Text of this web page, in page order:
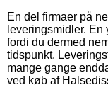
En del firmaer på
leveringsmidler.
fordi du dermed
tidspunkt.
mange gange
ved køb af